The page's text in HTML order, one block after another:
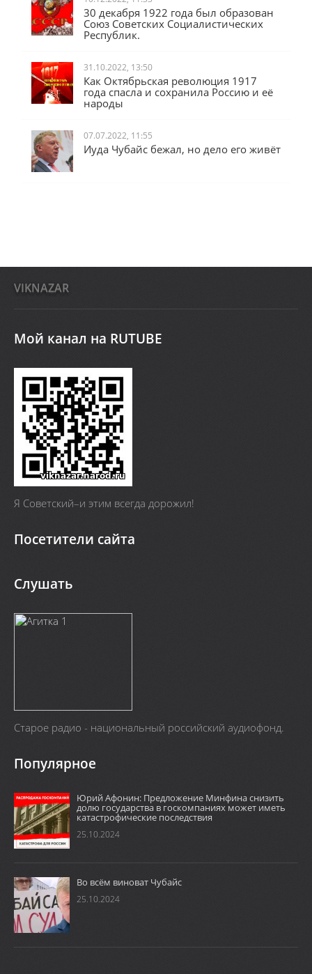
30 декабря 1922 года был образован
Союз Советских Социалистических
Республик.
31.10.2022, 13:50
Как Октябрьская революция 1917
года спасла и сохранила Россию и её
народы
07.07.2022, 11:55
Иуда Чубайс бежал, но дело его живёт
VIKNAZAR
Мой канал на RUTUBE
Я Cоветский–и этим всегда дорожил!
Посетители сайта
Слушать
Старое радио - национальный российский аудиофонд.
Популярное
Юрий Афонин: Предложение Минфина снизить
долю государства в госкомпаниях может иметь
катастрофические последствия
25.10.2024
Во всём виноват Чубайс
25.10.2024